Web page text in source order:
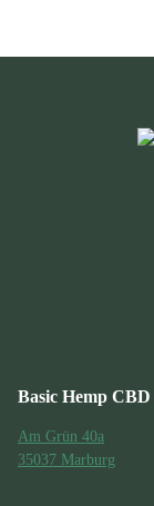
Basic Hemp CBD
Am Grün 40a
35037 Marburg